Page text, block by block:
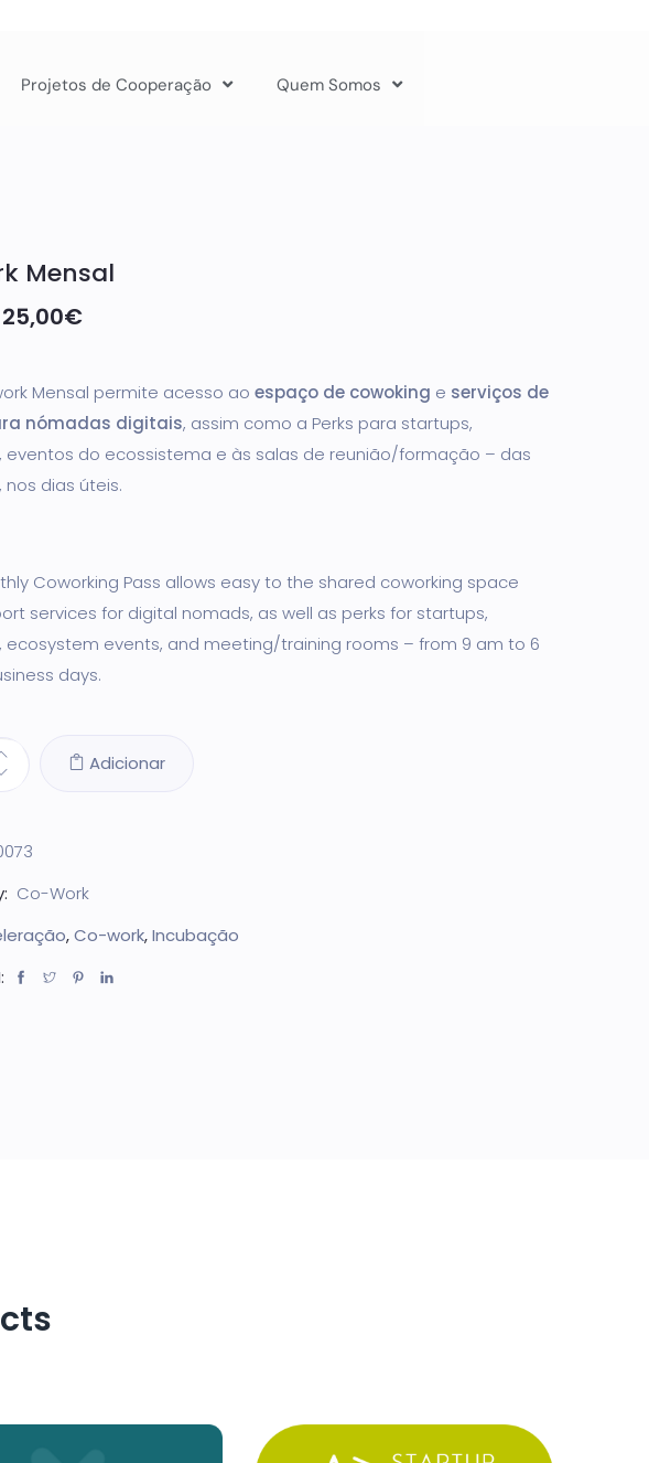
Projetos de Cooperação Quem Somos
Mensal
25,00€
Mensal permite acesso ao espaço de cowoking e serviços de
nómadas digitais, assim como a Perks para startups,
eventos do ecossistema e às salas de reunião/formação – das
nos dias úteis.
Coworking Pass allows easy to the shared coworking space
services for digital nomads, as well as perks for startups,
ecosystem events, and meeting/training rooms – from 9 am to 6
days.
Adicionar
Co-Work
,Co-work,Incubação